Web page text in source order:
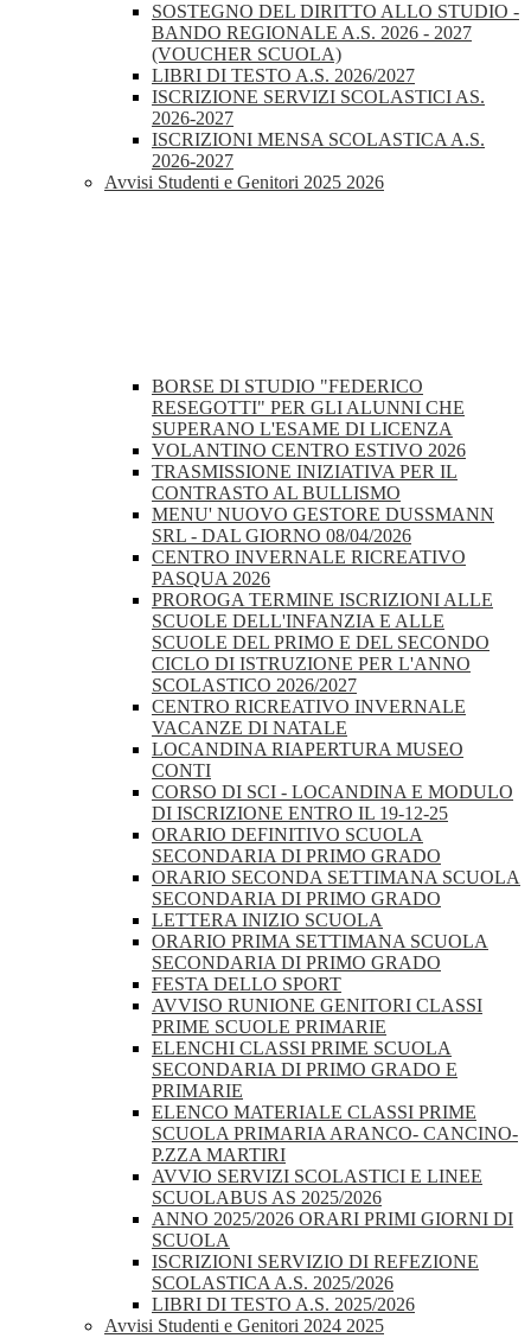
SOSTEGNO DEL DIRITTO ALLO STUDIO -
BANDO REGIONALE A.S. 2026 - 2027
(VOUCHER SCUOLA)
LIBRI DI TESTO A.S. 2026/2027
ISCRIZIONE SERVIZI SCOLASTICI AS.
2026-2027
ISCRIZIONI MENSA SCOLASTICA A.S.
2026-2027
Avvisi Studenti e Genitori 2025 2026
BORSE DI STUDIO "FEDERICO
RESEGOTTI" PER GLI ALUNNI CHE
SUPERANO L'ESAME DI LICENZA
VOLANTINO CENTRO ESTIVO 2026
TRASMISSIONE INIZIATIVA PER IL
CONTRASTO AL BULLISMO
MENU' NUOVO GESTORE DUSSMANN
SRL - DAL GIORNO 08/04/2026
CENTRO INVERNALE RICREATIVO
PASQUA 2026
PROROGA TERMINE ISCRIZIONI ALLE
SCUOLE DELL'INFANZIA E ALLE
SCUOLE DEL PRIMO E DEL SECONDO
CICLO DI ISTRUZIONE PER L'ANNO
SCOLASTICO 2026/2027
CENTRO RICREATIVO INVERNALE
VACANZE DI NATALE
LOCANDINA RIAPERTURA MUSEO
CONTI
CORSO DI SCI - LOCANDINA E MODULO
DI ISCRIZIONE ENTRO IL 19-12-25
ORARIO DEFINITIVO SCUOLA
SECONDARIA DI PRIMO GRADO
ORARIO SECONDA SETTIMANA SCUOLA
SECONDARIA DI PRIMO GRADO
LETTERA INIZIO SCUOLA
ORARIO PRIMA SETTIMANA SCUOLA
SECONDARIA DI PRIMO GRADO
FESTA DELLO SPORT
AVVISO RUNIONE GENITORI CLASSI
PRIME SCUOLE PRIMARIE
ELENCHI CLASSI PRIME SCUOLA
SECONDARIA DI PRIMO GRADO E
PRIMARIE
ELENCO MATERIALE CLASSI PRIME
SCUOLA PRIMARIA ARANCO- CANCINO-
P.ZZA MARTIRI
AVVIO SERVIZI SCOLASTICI E LINEE
SCUOLABUS AS 2025/2026
ANNO 2025/2026 ORARI PRIMI GIORNI DI
SCUOLA
ISCRIZIONI SERVIZIO DI REFEZIONE
SCOLASTICA A.S. 2025/2026
LIBRI DI TESTO A.S. 2025/2026
Avvisi Studenti e Genitori 2024 2025